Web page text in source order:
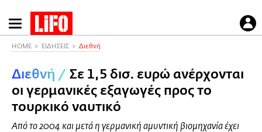
Παράκαμψη
προς
περιεχόμενο
HOME ΕΙΔΗΣΕΙΣ Διεθνή
Διεθνή / Σε 1,5 δισ. ευρώ ανέρχονται
οι γερμανικές εξαγωγές προς το
τουρκικό ναυτικό
Από το 2004 και μετά η γερμανική αμυντική βιομηχανία έχει